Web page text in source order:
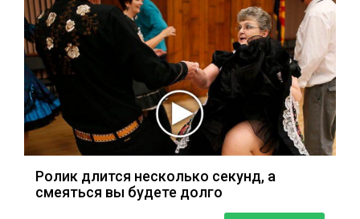
Ролик длится несколько секунд, а
смеяться вы будете долго